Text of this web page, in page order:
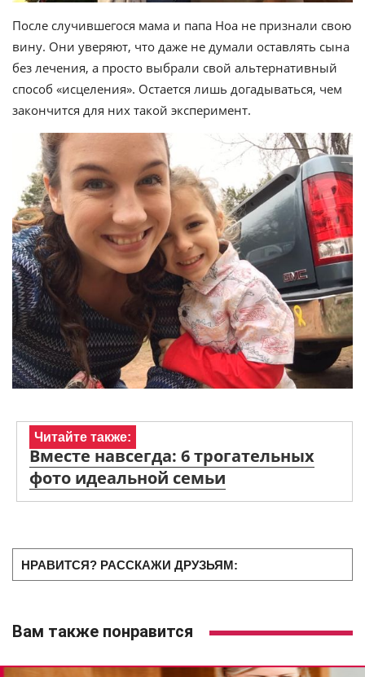
После случившегося мама и папа Ноа не признали свою
вину. Они уверяют, что даже не думали оставлять сына
без лечения, а просто выбрали свой альтернативный
способ «исцеления». Остается лишь догадываться, чем
закончится для них такой эксперимент.
Читайте также:
Вместе навсегда: 6 трогательных
фото идеальной семьи
НРАВИТСЯ? РАССКАЖИ ДРУЗЬЯМ:
Вам также понравится